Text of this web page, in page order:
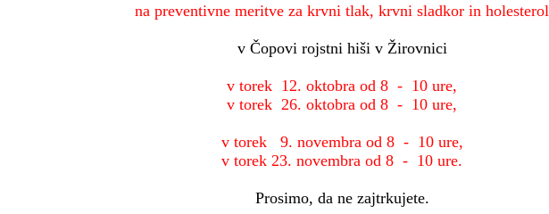
na preventivne meritve za krvni tlak, krvni sladkor in holesterol
v Čopovi rojstni hiši v Žirovnici
v torek 12. oktobra od 8 - 10 ure,
v torek 26. oktobra od 8 - 10 ure,
v torek 9. novembra od 8 - 10 ure,
v torek 23. novembra od 8 - 10 ure.
Prosimo, da ne zajtrkujete.